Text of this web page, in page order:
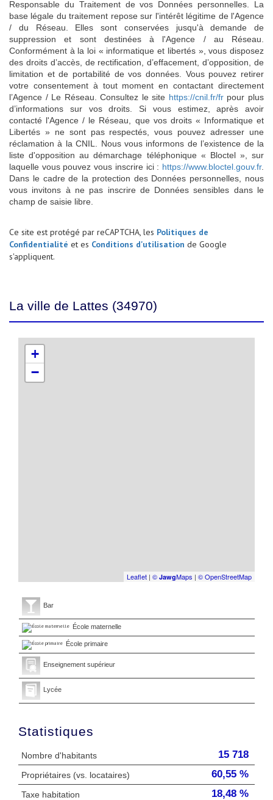
Responsable du Traitement de vos Données personnelles. La
base légale du traitement repose sur l'intérêt légitime de l'Agence
/ du Réseau. Elles sont conservées jusqu'à demande de
suppression et sont destinées à l'Agence / au Réseau.
Conformément à la loi « informatique et libertés », vous disposez
des droits d’accès, de rectification, d’effacement, d’opposition, de
limitation et de portabilité de vos données. Vous pouvez retirer
votre consentement à tout moment en contactant directement
l’Agence / Le Réseau. Consultez le site https://cnil.fr/frpour plus
d’informations sur vos droits. Si vous estimez, après avoir
contacté l'Agence / le Réseau, que vos droits « Informatique et
Libertés » ne sont pas respectés, vous pouvez adresser une
réclamation à la CNIL. Nous vous informons de l’existence de la
liste d'opposition au démarchage téléphonique « Bloctel », sur
laquelle vous pouvez vous inscrire ici : https://www.bloctel.gouv.fr.
Dans le cadre de la protection des Données personnelles, nous
vous invitons à ne pas inscrire de Données sensibles dans le
champ de saisie libre.
Ce site est protégé par reCAPTCHA, les Politiques de
Confidentialité et es Conditions d'utilisation de Google
s'appliquent.
La ville de Lattes (34970)
+
−
Leaflet | © JawgMaps | © OpenStreetMap
Bar
École maternelle
École primaire
Enseignement supérieur
Lycée
Statistiques
Nombre d'habitants 15 718
Propriétaires (vs. locataires) 60,55 %
Taxe habitation 18,48 %